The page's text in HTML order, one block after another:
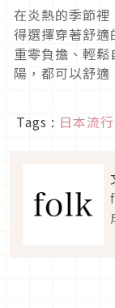
在炎熱的季節
得選擇穿著舒
重零負擔、輕
陽，都可以舒
Tags : 日本流行